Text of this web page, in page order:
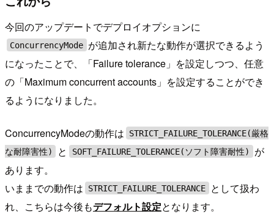
今回のアップデートでデプロイオプションに
ConcurrencyMode が追加され新たな動作が選択できるよう
になったことで、「Failure tolerance」を設定しつつ、任意
の「Maximum concurrent accounts」を設定することができ
るようになりました。
ConcurrencyModeの動作は
STRICT_FAILURE_TOLERANCE(厳格
な耐障害性)
と SOFT_FAILURE_TOLERANCE(ソフト障害耐性)
が
あります。
いままでの動作は
STRICT_FAILURE_TOLERANCE
として扱わ
れ、こちらは今後もデフォルト設定となります。